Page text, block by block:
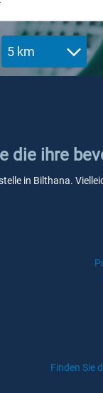
5 km
die ihre
in Bilthana.
Finden Sie